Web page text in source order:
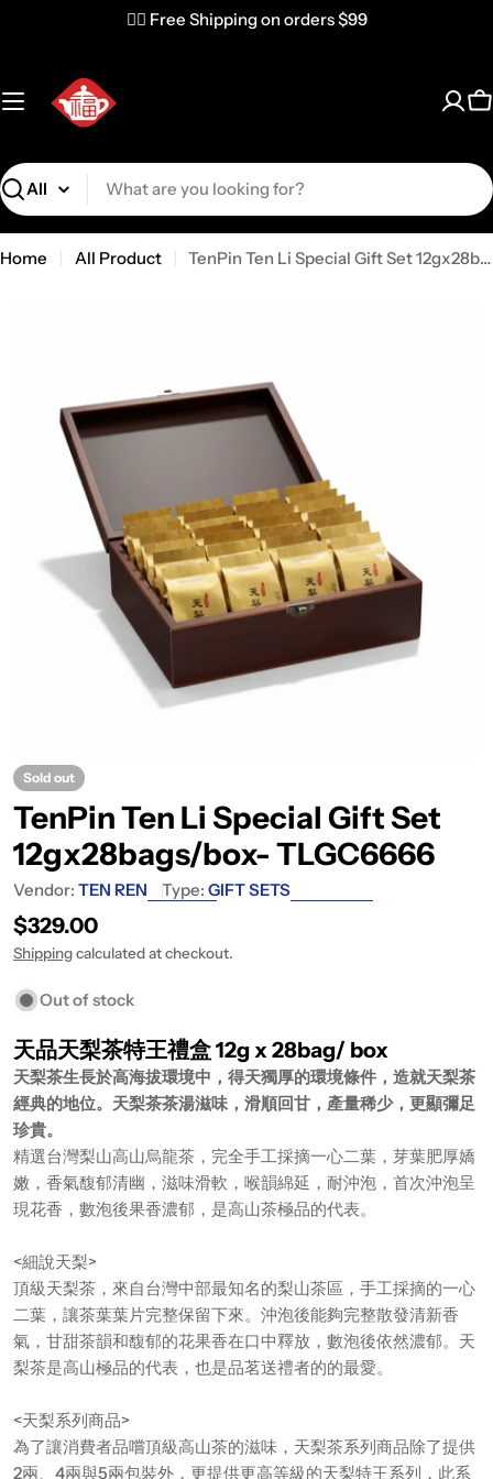
✌🏼 Free Shipping on orders $99
Search
Home All Product TenPin Ten Li Special Gift Set 12gx28bags/box- TLGC6666
Sold out
TenPin Ten Li Special Gift Set
12gx28bags/box- TLGC6666
Vendor: TEN REN Type: GIFT SETS
Regular price
$329.00
Shippingcalculated at checkout.
Out of stock
天品天梨茶特王禮盒 12g x 28bag/ box
天梨茶生長於高海拔環境中，得天獨厚的環境條件，造就天梨茶
經典的地位。天梨茶茶湯滋味，滑順回甘，產量稀少，更顯彌足
珍貴。
精選台灣梨山高山烏龍茶，完全手工採摘一心二葉，芽葉肥厚嬌
嫩，香氣馥郁清幽，滋味滑軟，喉韻綿延，耐沖泡，首次沖泡呈
現花香，數泡後果香濃郁，是高山茶極品的代表。
<細說天梨>
頂級天梨茶，來自台灣中部最知名的梨山茶區，手工採摘的一心
二葉，讓茶葉葉片完整保留下來。沖泡後能夠完整散發清新香
氣，甘甜茶韻和馥郁的花果香在口中釋放，數泡後依然濃郁。天
梨茶是高山極品的代表，也是品茗送禮者的的最愛。
<天梨系列商品>
為了讓消費者品嚐頂級高山茶的滋味，天梨茶系列商品除了提供
2兩、4兩與5兩包裝外，更提供更高等級的天梨特王系列，此系